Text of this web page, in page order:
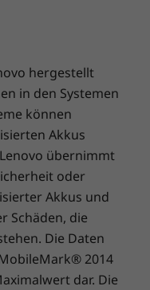
hergestellt
in den Systemen
können
Akkus
übernimmt
oder
Akkus und
Schäden, die
Die Daten
2014
dar. Die